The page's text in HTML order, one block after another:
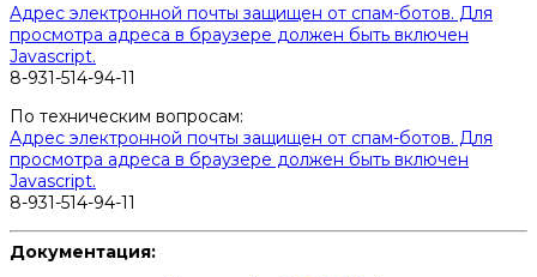
Адрес электронной почты защищен от спам-ботов. Для
просмотра адреса в браузере должен быть включен
Javascript.
8-931-514-94-11
По техническим вопросам:
Адрес электронной почты защищен от спам-ботов. Для
просмотра адреса в браузере должен быть включен
Javascript.
8-931-514-94-11
Документация: